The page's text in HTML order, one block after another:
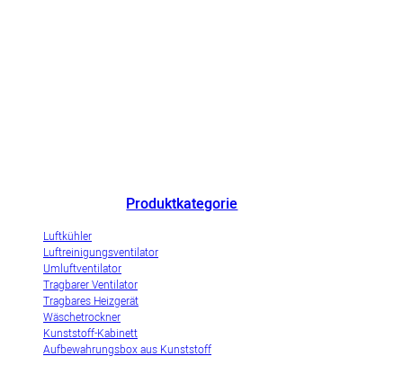
Produktkategorie
Luftkühler
Luftreinigungsventilator
Umluftventilator
Tragbarer Ventilator
Tragbares Heizgerät
Wäschetrockner
Kunststoff-Kabinett
Aufbewahrungsbox aus Kunststoff